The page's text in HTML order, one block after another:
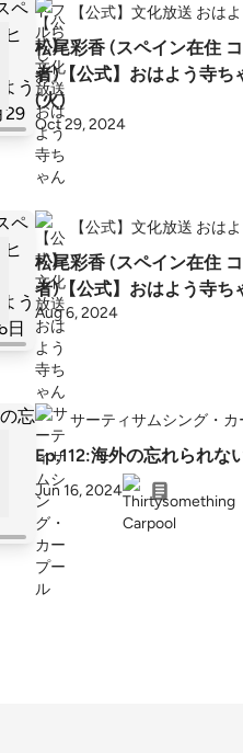
【公式】文化放送 おは
松尾彩香 (スペイン在住
者)【公式】おはよう寺ち
(火)
Oct 29, 2024
【公式】文化放送 おは
松尾彩香 (スペイン在住
者)【公式】おはよう寺ち
Aug 6, 2024
サーティサムシング・カ
Ep.112:海外の忘れられな
Jun 16, 2024